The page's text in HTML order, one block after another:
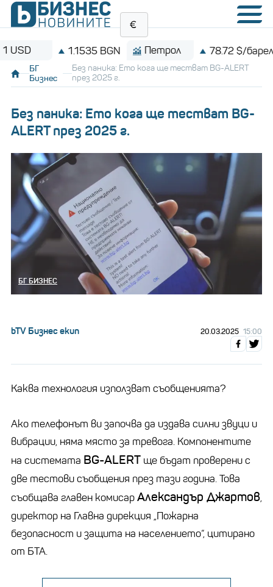
1.1535 BGN Петрол 78.72 $/барел
БГ
Бизнес
Без паника: Ето кога ще тестват BG-ALERT
през 2025 г.
Без паника: Ето кога ще тестват BG-
ALERT през 2025 г.
БГ БИЗНЕС
bTV Бизнес екип 20.03.2025 15:00
Каква технология използват съобщенията?
Ако телефонът ви започва да издава силни звуци и
вибрации, няма място за тревога. Компонентите
на системата BG-ALERT ще бъдат проверени с
две тестови съобщения през тази година. Това
съобщава главен комисарАлександър Джартов,
директор на Главна дирекция „Пожарна
безопасност и защита на населението“, цитирано
от БТА.